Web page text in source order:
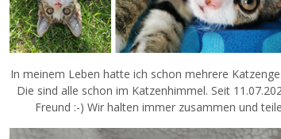
In meinem Leben hatte ich schon mehrere
Die sind alle schon im Katzenhimmel. Seit
Freund :-) Wir halten immer zusammen und